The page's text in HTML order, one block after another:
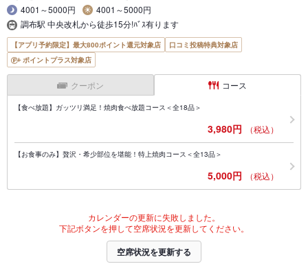
4001～5000円
4001～5000円
調布駅 中央改札から徒歩15分!ﾊﾞｽ有ります
【アプリ予約限定】最大800ポイント還元対象店
口コミ投稿特典対象店
ポイントプラス対象店
クーポン コース
【食べ放題】ガッツリ満足！焼肉食べ放題コース＜全18品＞
3,980円 （税込）
【お食事のみ】贅沢・希少部位を堪能！特上焼肉コース＜全13品＞
5,000円 （税込）
カレンダーの更新に失敗しました。
下記ボタンを押して空席状況を更新してください。
空席状況を更新する